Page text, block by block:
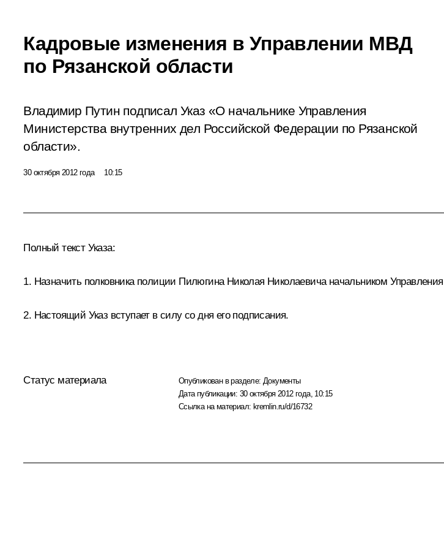
Кадровые изменения в Управлении МВД
по Рязанской области
Владимир Путин подписал Указ «О начальнике Управления
Министерства внутренних дел Российской Федерации по Рязанской
области».
30 октября 2012 года 10:15
Полный текст Указа:
1. Назначить полковника полиции Пилюгина Николая Николаевича начальником
2. Настоящий Указ вступает в силу со дня его подписания.
Статус материала Опубликован в разделе: Документы
Дата публикации: 30 октября 2012 года, 10:15
Ссылка на материал: kremlin.ru/d/16732